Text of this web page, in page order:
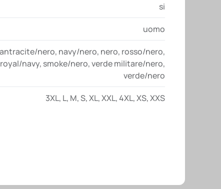
si
uomo
antracite/nero, navy/nero, nero, rosso/nero,
royal/navy, smoke/nero,verde militare/nero,
verde/nero
3XL, L, M,S,XL,XXL,4XL,XS,XXS